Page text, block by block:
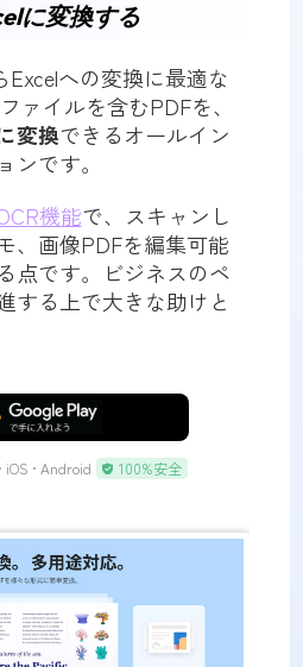
に変換する
Excelへの変換に最適な
ァイルを含むPDFを、
変換できるオールイン
ンです。
機能で、スキャンし
、画像PDFを編集可能
点です。ビジネスのペ
する上で大きな助けと
ダウンロード
iOS • Android 100%安全